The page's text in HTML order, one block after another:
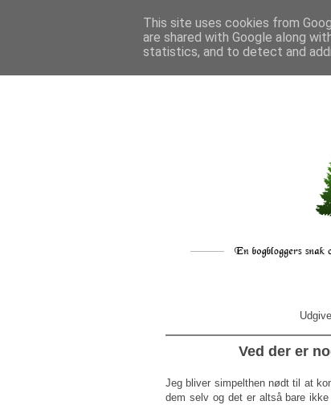
Ved der er
Jeg bliver simpelthen nødt til at
dem selv og det er altså bare
This site uses cookies from
are shared with Google along
statistics, and to detect and